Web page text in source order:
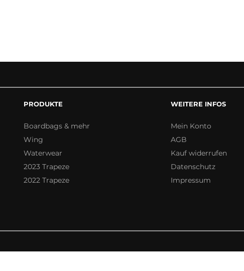
PRODUKTE
Boardbags & mehr
Wing
Waterwear
2023 Trapeze
2022 Trapeze
WEITERE INFOS
Mein Konto
AGB
Kauf widerrufen
Datenschutz
Impressum